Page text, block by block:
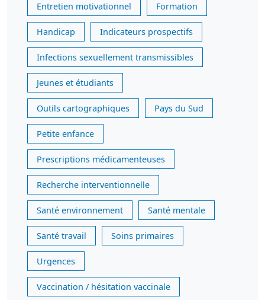
Entretien motivationnel Formation
Handicap Indicateurs prospectifs
Infections sexuellement transmissibles
Jeunes et étudiants
Outils cartographiques Pays du Sud
Petite enfance
Prescriptions médicamenteuses
Recherche interventionnelle
Santé environnement Santé mentale
Santé travail Soins primaires
Urgences
Vaccination / hésitation vaccinale